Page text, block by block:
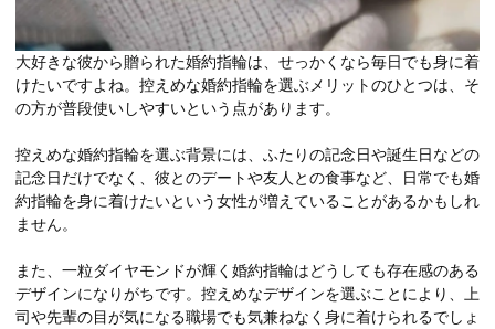
大好きな彼から贈られた婚約指輪は、せっかくなら毎日でも身に着
けたいですよね。控えめな婚約指輪を選ぶメリットのひとつは、そ
の方が普段使いしやすいという点があります。
控えめな婚約指輪を選ぶ背景には、ふたりの記念日や誕生日などの
記念日だけでなく、彼とのデートや友人との食事など、日常でも婚
約指輪を身に着けたいという女性が増えていることがあるかもしれ
ません。
また、一粒ダイヤモンドが輝く婚約指輪はどうしても存在感のある
デザインになりがちです。控えめなデザインを選ぶことにより、上
司や先輩の目が気になる職場でも気兼ねなく身に着けられるでしょ